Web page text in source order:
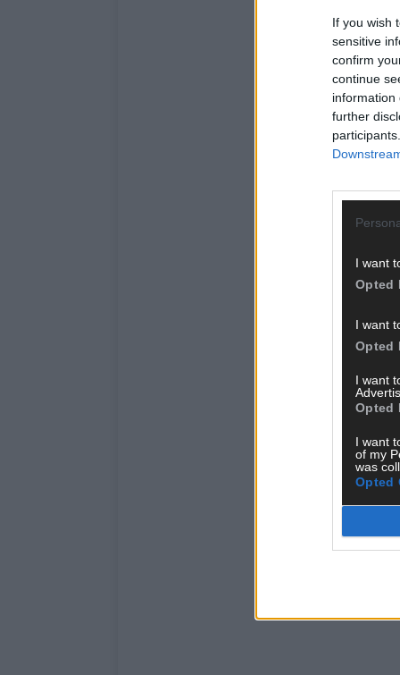
If you wish
sensitive
confirm
continue
information
further
I want
Opted
I want
Opted
I want
Opted
I want
of my
was
Opted